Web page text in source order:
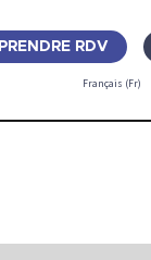
PRENDRE RDV